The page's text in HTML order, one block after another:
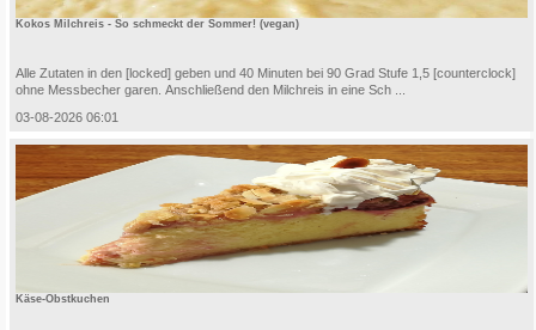
Kokos Milchreis - So schmeckt der Sommer! (vegan)
Alle Zutaten in den [locked] geben und 40 Minuten bei 90 Grad Stufe 1,5 [counterclock]
ohne Messbecher garen. Anschließend den Milchreis in eine Sch ...
03-08-2026 06:01
Käse-Obstkuchen